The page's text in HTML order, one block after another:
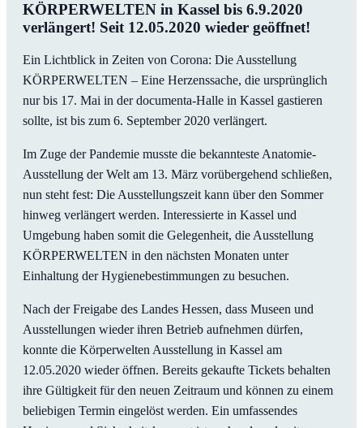
KÖRPERWELTEN in Kassel bis 6.9.2020
verlängert! Seit 12.05.2020 wieder geöffnet!
Ein Lichtblick in Zeiten von Corona: Die Ausstellung
KÖRPERWELTEN – Eine Herzenssache, die ursprünglich
nur bis 17. Mai in der documenta-Halle in Kassel gastieren
sollte, ist bis zum 6. September 2020 verlängert.
Im Zuge der Pandemie musste die bekannteste Anatomie-
Ausstellung der Welt am 13. März vorübergehend schließen,
nun steht fest: Die Ausstellungszeit kann über den Sommer
hinweg verlängert werden. Interessierte in Kassel und
Umgebung haben somit die Gelegenheit, die Ausstellung
KÖRPERWELTEN in den nächsten Monaten unter
Einhaltung der Hygienebestimmungen zu besuchen.
Nach der Freigabe des Landes Hessen, dass Museen und
Ausstellungen wieder ihren Betrieb aufnehmen dürfen,
konnte die Körperwelten Ausstellung in Kassel am
12.05.2020 wieder öffnen. Bereits gekaufte Tickets behalten
ihre Gültigkeit für den neuen Zeitraum und können zu einem
beliebigen Termin eingelöst werden. Ein umfassendes